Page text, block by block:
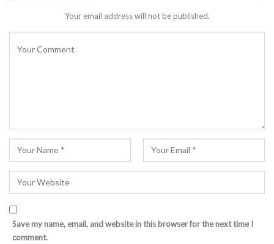
Your email address will not be published.
Save my name, email, and website in this browser for the next time I
comment.